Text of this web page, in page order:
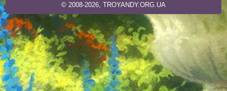
© 2008-2026, TROYANDY.ORG.UA